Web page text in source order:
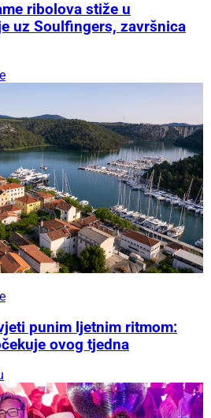
ribolova stiže u
uz Soulfingers, završnica
punim ljetnim ritmom:
ovog tjedna